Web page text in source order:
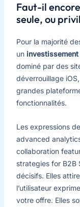
Faut-il
seule, ou
Pour la majorité
un
dominé par des
déverrouillage
grandes
fonctionnalités.
Les expressions
advanced
collaboration
strategies for B2B
décisifs. Elles
l’utilisateur
votre offre. Elles